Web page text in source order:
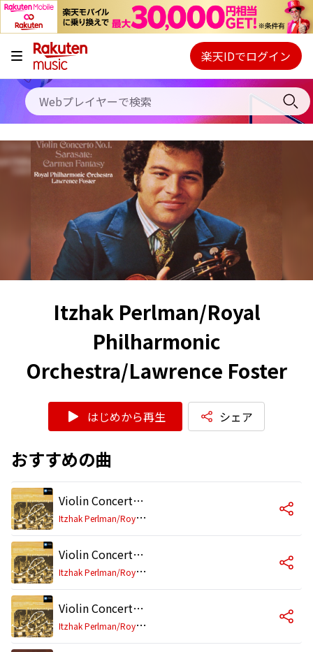
キャンペーン
料金プラン
使い方
初回30日間無料お試し
Webプレイヤー
ご契約内容の確認・変更
楽天IDでログイン
Itzhak Perlman/Royal
Philharmonic
Orchestra/Lawrence Foster
はじめから再生 シェア
おすすめの曲
Violin Concerto No. 1 in D Major, Op. 6: I. Allegro maestoso
I
tzhak Perlman/Royal Philharmonic Orchestra/Lawrence Foster
Violin Concerto No. 1 in D Major, Op. 6: II. Adagio espressivo
I
tzhak Perlman/Royal Philharmonic Orchestra/Lawrence Foster
Violin Concerto No. 1 in D Major, Op. 6: III. Rondo (Allegro spiritoso)
I
tzhak Perlman/Royal Philharmonic Orchestra/Lawrence Foster